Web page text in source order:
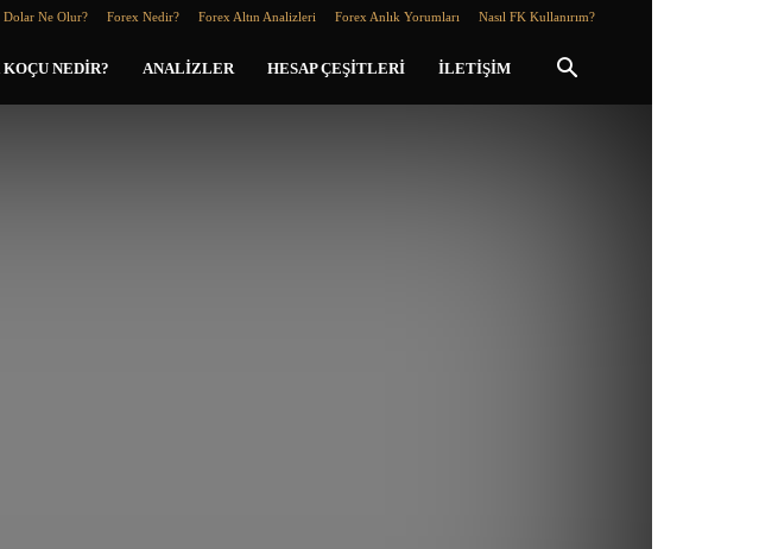
Dolar Ne Olur? Forex Nedir? Forex Altın Analizleri Forex Anlık Yorumları Nasıl FK Kullanırım?
NEDIR? ANALIZLER HESAP ÇEŞITLERI İLETIŞIM